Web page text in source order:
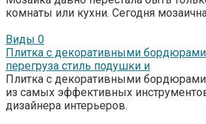
комнаты или кухни. Сегодня
Виды 0
Плитка с декоративными
перегруза стиль подушки и
Плитка с декоративными бордюрами
из самых эффективных
дизайнера интерьеров.